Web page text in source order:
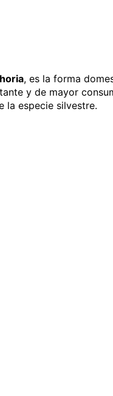
, es la forma
y de mayor
la especie silvestre.